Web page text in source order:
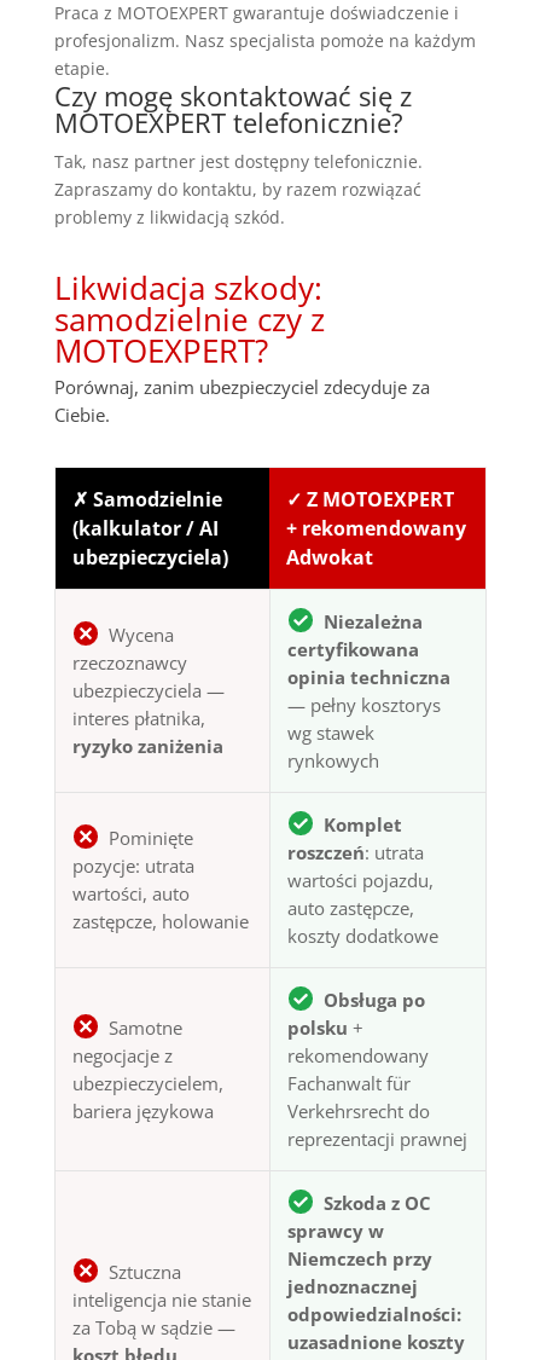
Praca z MOTOEXPERT gwarantuje doświadczenie i
profesjonalizm. Nasz specjalista pomoże na każdym
etapie.
Czy mogę skontaktować się z
MOTOEXPERT telefonicznie?
Tak, nasz partner jest dostępny telefonicznie.
Zapraszamy do kontaktu, by razem rozwiązać
problemy z likwidacją szkód.
Likwidacja szkody:
samodzielnie czy z
MOTOEXPERT?
Porównaj, zanim ubezpieczyciel zdecyduje za
Ciebie.
✗ Samodzielnie
(kalkulator / AI
ubezpieczyciela)
✓ Z MOTOEXPERT
+ rekomendowany
Adwokat
Wycena
rzeczoznawcy
ubezpieczyciela —
interes płatnika,
ryzyko zaniżenia
Niezależna
certyfikowana
opinia techniczna
— pełny kosztorys
wg stawek
rynkowych
Pominięte
pozycje: utrata
wartości, auto
zastępcze, holowanie
Komplet
roszczeń: utrata
wartości pojazdu,
auto zastępcze,
koszty dodatkowe
Samotne
negocjacje z
ubezpieczycielem,
bariera językowa
Obsługa po
polsku +
rekomendowany
Fachanwalt für
Verkehrsrecht do
reprezentacji prawnej
Sztuczna
inteligencja nie stanie
za Tobą w sądzie —
Szkoda z OC
sprawcy w
Niemczech przy
jednoznacznej
odpowiedzialności:
uzasadnione koszty